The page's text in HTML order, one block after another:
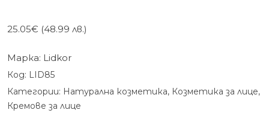
25.05€ (48.99 лв.)
Марка: Lidkor
Код: LID85
Категории: Натурална козметика, Козметика за лице,
Кремове за лице